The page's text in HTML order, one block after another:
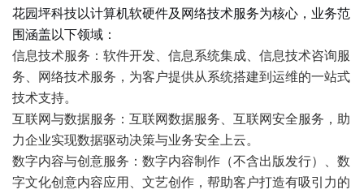
花园坪科技以计算机软硬件及网络技术服务为核心，业务范
围涵盖以下领域：
信息技术服务：软件开发、信息系统集成、信息技术咨询服
务、网络技术服务，为客户提供从系统搭建到运维的一站式
技术支持。
互联网与数据服务：互联网数据服务、互联网安全服务，助
力企业实现数据驱动决策与业务安全上云。
数字内容与创意服务：数字内容制作（不含出版发行）、数
字文化创意内容应用、文艺创作，帮助客户打造有吸引力的